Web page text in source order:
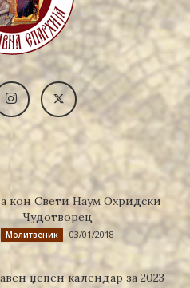
кон Свети Наум Охридски
Чудотворец
Молитвеник 03/01/2018
џепен календар за 2023